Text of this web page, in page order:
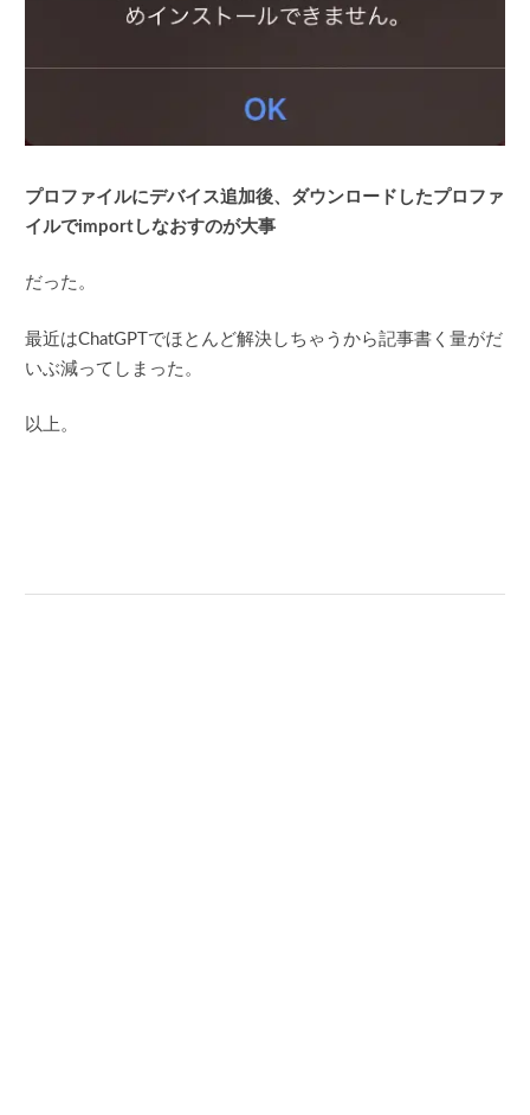
プロファイルにデバイス追加後、ダウンロードしたプロファ
イルでimportしなおすのが大事
だった。
最近はChatGPTでほとんど解決しちゃうから記事書く量がだ
いぶ減ってしまった。
以上。